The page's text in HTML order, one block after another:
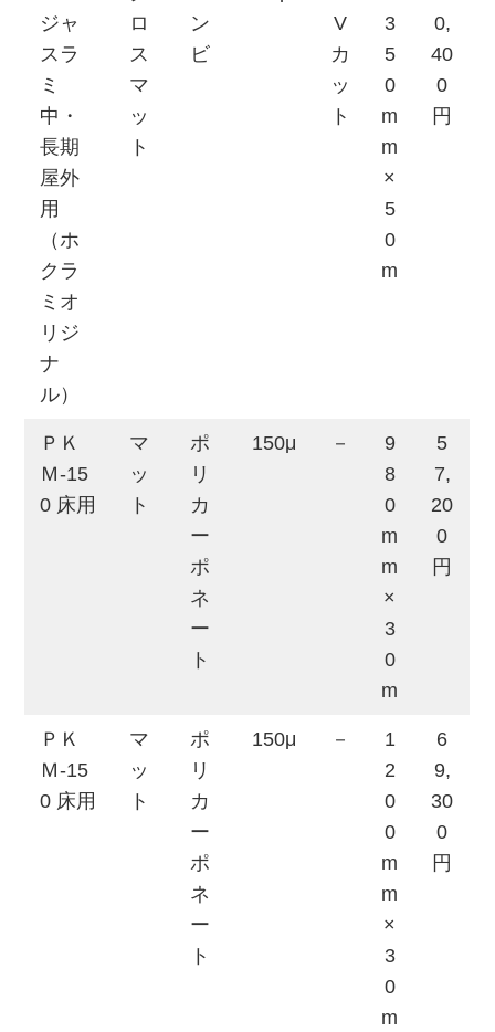
ジャ
スラ
ミ
中・
長期
屋外
用
（ホ
クラ
ミオ
リジ
ナ
ル）
ロ
ス
マ
ッ
ト
ン
ビ
V
カ
ッ
ト
3
5
0
m
m
×
5
0
m
0,
40
0
円
ＰＫ
Ｍ-15
0 床用
マ
ッ
ト
ポ
リ
カ
ー
ポ
ネ
ー
ト
150μ －
9
8
0
m
m
×
3
0
m
5
7,
20
0
円
ＰＫ
Ｍ-15
0 床用
マ
ッ
ト
ポ
リ
カ
ー
ポ
ネ
ー
ト
150μ －
1
2
0
0
m
m
×
3
0
m
6
9,
30
0
円